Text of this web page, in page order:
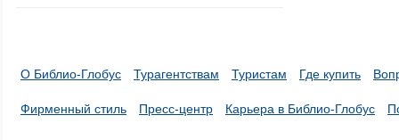
О Библио-Глобус Турагентствам Туристам Где купить
Фирменный стиль Пресс-центр Карьера в Библио-Глобус